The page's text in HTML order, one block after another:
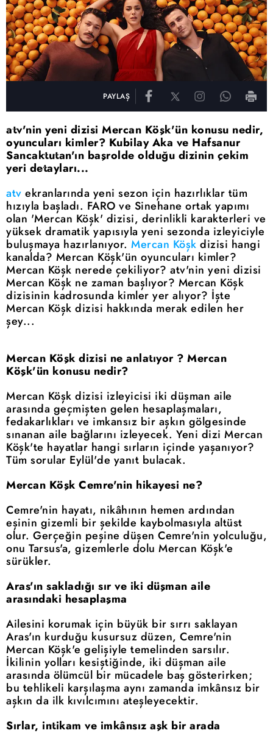
PAYLAŞ
atv'nin yeni dizisi Mercan Köşk'ün konusu nedir,
oyuncuları kimler? Kubilay Aka ve Hafsanur
Sancaktutan'ın başrolde olduğu dizinin çekim
yeri detayları...
atv ekranlarında yeni sezon için hazırlıklar tüm
hızıyla başladı. FARO ve Sinehane ortak yapımı
olan 'Mercan Köşk' dizisi, derinlikli karakterleri ve
yüksek dramatik yapısıyla yeni sezonda izleyiciyle
buluşmaya hazırlanıyor. Mercan Köşk dizisi hangi
kanalda? Mercan Köşk'ün oyuncuları kimler?
Mercan Köşk nerede çekiliyor? atv'nin yeni dizisi
Mercan Köşk ne zaman başlıyor? Mercan Köşk
dizisinin kadrosunda kimler yer alıyor? İşte
Mercan Köşk dizisi hakkında merak edilen her
şey...
Mercan Köşk dizisi ne anlatıyor ? Mercan
Köşk'ün konusu nedir?
Mercan Köşk dizisi izleyicisi iki düşman aile
arasında geçmişten gelen hesaplaşmaları,
fedakarlıkları ve imkansız bir aşkın gölgesinde
sınanan aile bağlarını izleyecek. Yeni dizi Mercan
Köşk'te hayatlar hangi sırların içinde yaşanıyor?
Tüm sorular Eylül'de yanıt bulacak.
Mercan Köşk Cemre'nin hikayesi ne?
Cemre'nin hayatı, nikâhının hemen ardından
eşinin gizemli bir şekilde kaybolmasıyla altüst
olur. Gerçeğin peşine düşen Cemre'nin yolculuğu,
onu Tarsus'a, gizemlerle dolu Mercan Köşk'e
sürükler.
Aras'ın sakladığı sır ve iki düşman aile
arasındaki hesaplaşma
Ailesini korumak için büyük bir sırrı saklayan
Aras'ın kurduğu kusursuz düzen, Cemre'nin
Mercan Köşk'e gelişiyle temelinden sarsılır.
İkilinin yolları kesiştiğinde, iki düşman aile
arasında ölümcül bir mücadele baş gösterirken;
bu tehlikeli karşılaşma aynı zamanda imkânsız bir
aşkın da ilk kıvılcımını ateşleyecektir.
Sırlar, intikam ve imkânsız aşk bir arada